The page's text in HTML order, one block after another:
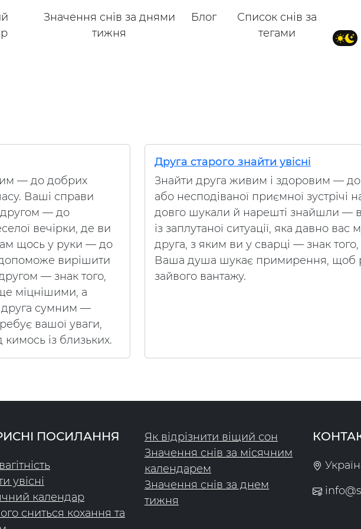
Значення снів за днями
тижня
Блог
Список снів за
тегами
— до добрих
Ваші справи
другом — до
вечірки, де ви
щось у руки — до
вирішити
— знак того,
міцнішими, а
друга сумним —
вашої уваги,
із близьких.
Друга старого знайти увісні
Знайти друга живим і здоровим —
або несподіваної приємної зустрічі
довго шукали й нарешті знайшли —
із заплутаної ситуації, яка давно вас
друга, з яким ви у сварці — знак
Ваша душа шукає примирення, щоб
зайвого вантажу.
ПОСИЛАННЯ
увісні
календар
сниться кохання та
Як відрізнити віщий сон
Значення снів за місячним
календарем
Значення снів за днем
тижня